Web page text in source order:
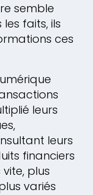
semble
faits, ils
ces
leurs
leurs
financiers
plus
variés